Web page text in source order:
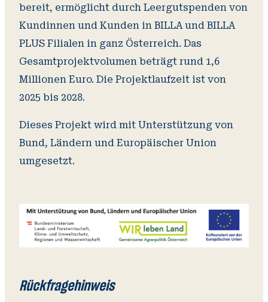
bereit, ermöglicht durch Leergutspenden von
Kundinnen und Kunden in BILLA und BILLA
PLUS Filialen in ganz Österreich. Das
Gesamtprojektvolumen beträgt rund 1,6
Millionen Euro. Die Projektlaufzeit ist von
2025 bis 2028.
Dieses Projekt wird mit Unterstützung von
Bund, Ländern und Europäischer Union
umgesetzt.
Rückfragehinweis